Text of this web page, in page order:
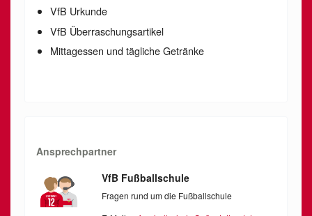
VfB Urkunde
VfB Überraschungsartikel
Mittagessen und tägliche Getränke
Ansprechpartner
VfB Fußballschule
Fragen rund um die Fußballschule